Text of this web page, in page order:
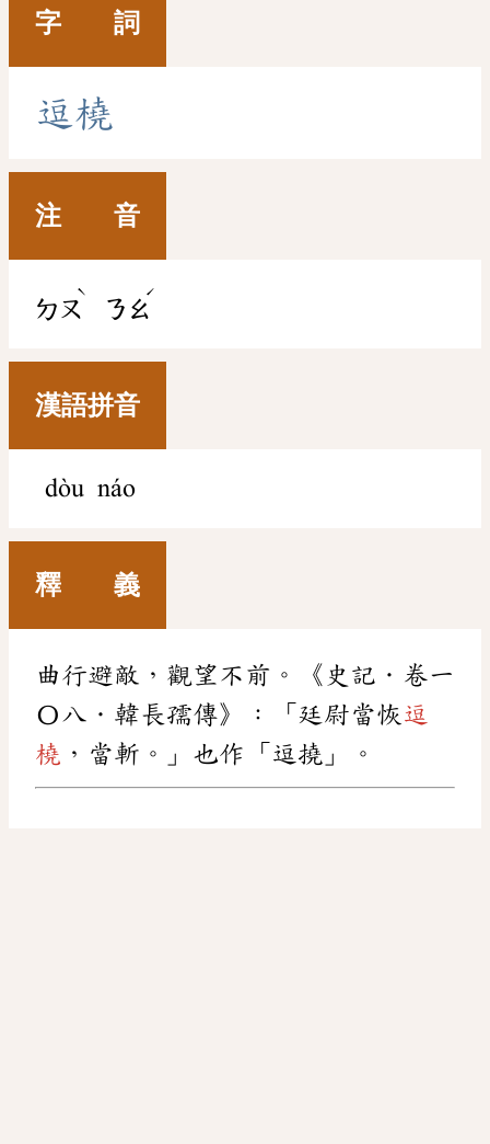
字 詞
逗橈
注 音
ㄉㄡ
ˋ
ㄋㄠ
ˊ
漢語拼音
dòu náo
釋 義
曲行避敵，觀望不前。《史記．卷一
〇八．韓長孺傳》：「廷尉當恢 逗
橈 ，當斬。」也作「逗撓」。